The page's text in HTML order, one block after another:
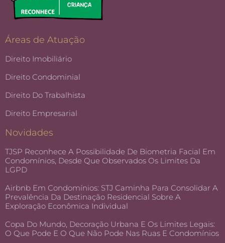
Áreas de Atuação
Direito Imobiliário
Direito Condominial
Direito Do Trabalhista
Direito Empresarial
Novidades
TJSP Reconhece A Possibilidade De Biometria Facial Em
Condomínios, Desde Que Observados Os Limites Da
LGPD
Airbnb Em Condomínios: STJ Caminha Para Consolidar A
Prevalência Da Destinação Residencial Sobre A
Exploração Econômica Individual
Copa Do Mundo, Decoração Urbana E Os Limites Legais:
O Que Pode E O Que Não Pode Nas Ruas E Condomínios